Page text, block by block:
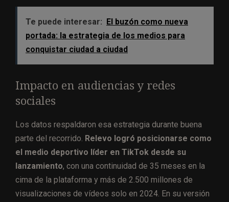
Te puede interesar: El buzón como nueva
portada: la estrategia de los medios para
conquistar ciudad a ciudad
Impacto en audiencias y redes
sociales
Los datos respaldaron esa estrategia durante buena
parte del recorrido. Relevo logró posicionarse como
el medio deportivo líder en TikTok desde su
lanzamiento, con una continuidad de 35 meses en la
cima de la plataforma y más de 2.500 millones de
visualizaciones de vídeos solo en 2024. En su versión